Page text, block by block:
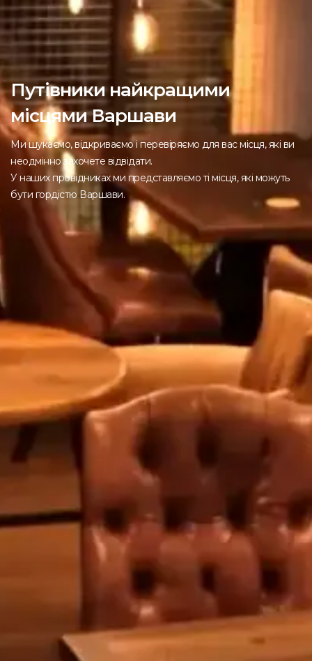
Путівники найкращими
місцями Варшави
Ми шукаємо, відкриваємо і перевіряємо для вас місця, які ви
неодмінно захочете відвідати.
У наших провідниках ми представляємо ті місця, які можуть
бути гордістю Варшави.